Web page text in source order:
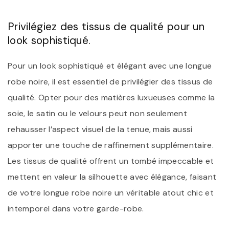
Privilégiez des tissus de qualité pour un
look sophistiqué.
Pour un look sophistiqué et élégant avec une longue
robe noire, il est essentiel de privilégier des tissus de
qualité. Opter pour des matières luxueuses comme la
soie, le satin ou le velours peut non seulement
rehausser l’aspect visuel de la tenue, mais aussi
apporter une touche de raffinement supplémentaire.
Les tissus de qualité offrent un tombé impeccable et
mettent en valeur la silhouette avec élégance, faisant
de votre longue robe noire un véritable atout chic et
intemporel dans votre garde-robe.